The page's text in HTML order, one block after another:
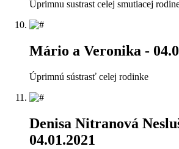
Uprimnu sustrast celej smutiacej
Mário a Veronika -
Úprimnú sústrasť celej rodinke
Denisa Nitranová
04.01.2021